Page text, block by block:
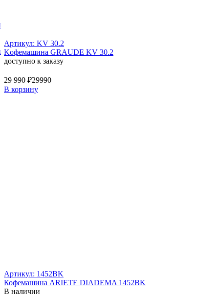
Артикул: KV 30.2
Kофемашина GRAUDE KV 30.2
доступно к заказу
29 990 ₽29990
В корзину
Артикул: 1452BK
Кофемашина ARIETE DIADEMA 1452BK
В наличии